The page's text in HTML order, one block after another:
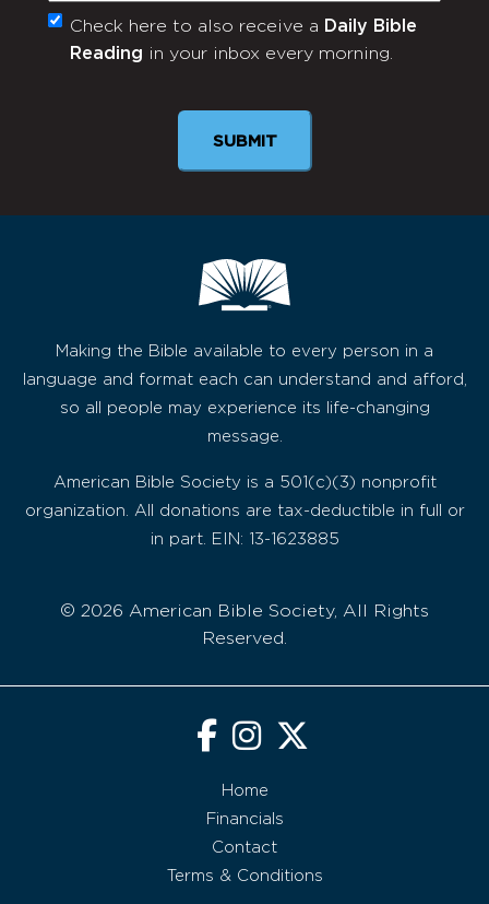
Monthly
Newsletter
Check here to also receive a Daily Bible
Reading in your inbox every morning.
SUBMIT
Making the Bible available to every person in a
language and format each can understand and afford,
so all people may experience its life-changing
message.
American Bible Society is a 501(c)(3) nonprofit
organization. All donations are tax-deductible in full or
in part. EIN: 13-1623885
© 2026 American Bible Society, All Rights
Reserved.
Home
Financials
Contact
Terms & Conditions